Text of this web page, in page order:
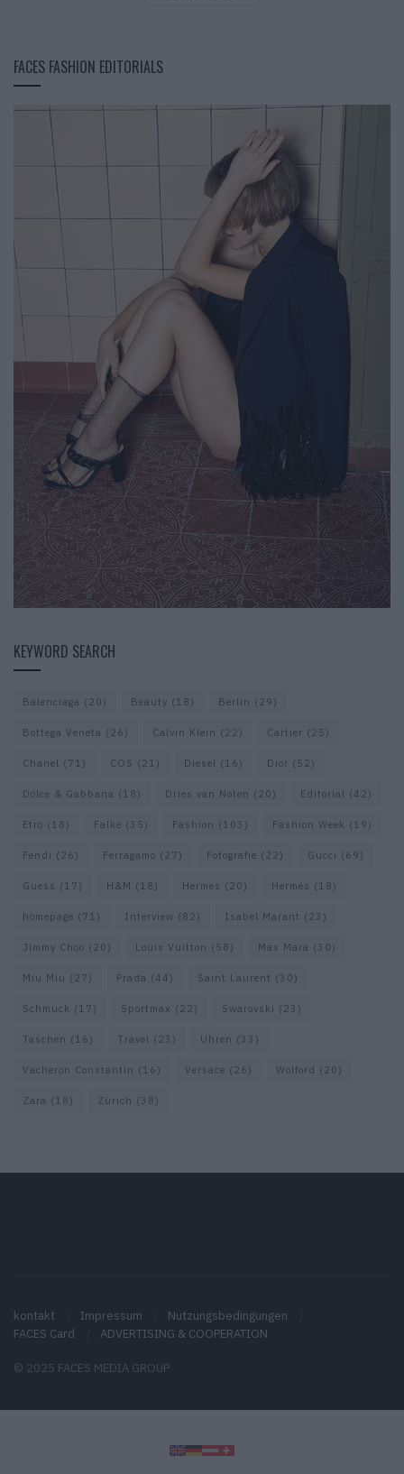
FACES FASHION EDITORIALS
KEYWORD SEARCH
Balenciaga (20) Beauty (18) Berlin (29)
Bottega Veneta (26) Calvin Klein (22) Cartier (25)
Chanel (71) COS (21) Diesel (16) Dior (52)
Dolce & Gabbana (18) Dries van Noten (20) Editorial (42)
Etro (18) Falke (35) Fashion (103) Fashion Week (19)
Fendi (26) Ferragamo (27) Fotografie (22) Gucci (69)
Guess (17) H&M (18) Hermes (20) Hermès (18)
homepage (71) Interview (82) Isabel Marant (23)
Jimmy Choo (20) Louis Vuitton (58) Max Mara (30)
Miu Miu (27) Prada (44) Saint Laurent (30)
Schmuck (17) Sportmax (22) Swarovski (23)
Taschen (16) Travel (23) Uhren (33)
Vacheron Constantin (16) Versace (26) Wolford (20)
Zara (18) Zürich (38)
kontakt Impressum
Nutzungsbedingungen
FACES Card
ADVERTISING & COOPERATION
© 2025 FACES MEDIA GROUP